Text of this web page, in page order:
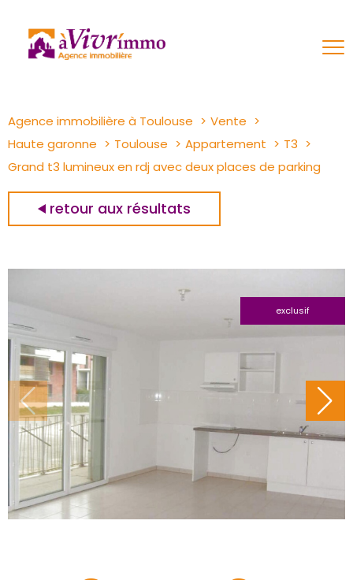
Agence immobilière à Toulouse
Vente
Haute garonne
Toulouse Appartement
T3
Grand t3 lumineux en rdj avec deux places de parking
retour aux résultats
exclusif